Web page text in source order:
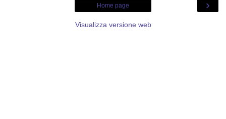
›
Home page
Visualizza versione web